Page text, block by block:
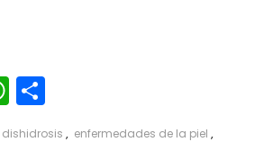
WhatsApp
Compartir
dishidrosis , enfermedades de la piel ,